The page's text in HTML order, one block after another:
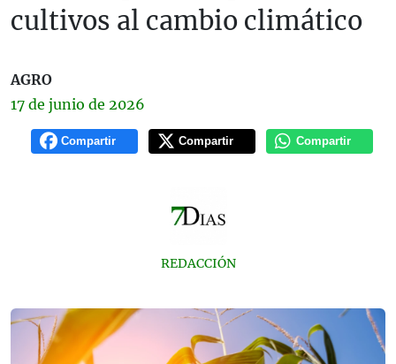
cultivos al cambio climático
AGRO
17 de junio de 2026
Compartir Compartir Compartir
REDACCIÓN